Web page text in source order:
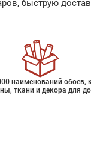
быструю
наименований обоев,
ткани и декора для